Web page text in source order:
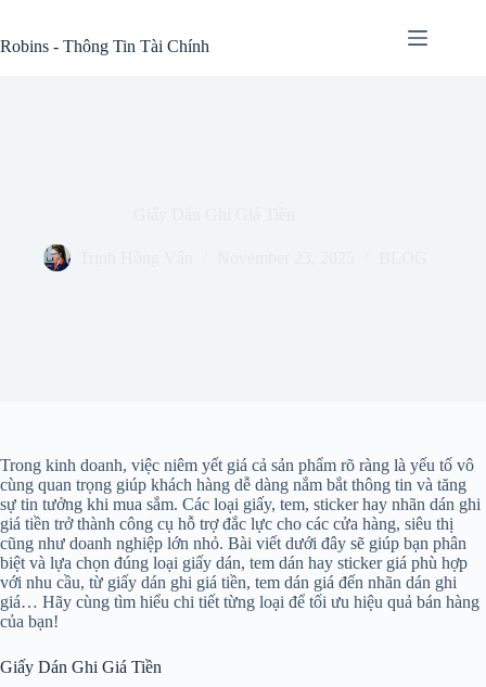
content
Robins - Thông Tin Tài Chính
Trong kinh doanh, việc niêm yết giá cả sản phẩm rõ ràng là yếu tố vô
cùng quan trọng giúp khách hàng dễ dàng nắm bắt thông tin và tăng
sự tin tưởng khi mua sắm. Các loại giấy, tem, sticker hay nhãn dán ghi
giá tiền trở thành công cụ hỗ trợ đắc lực cho các cửa hàng, siêu thị
cũng như doanh nghiệp lớn nhỏ. Bài viết dưới đây sẽ giúp bạn phân
biệt và lựa chọn đúng loại giấy dán, tem dán hay sticker giá phù hợp
với nhu cầu, từ giấy dán ghi giá tiền, tem dán giá đến nhãn dán ghi
giá… Hãy cùng tìm hiểu chi tiết từng loại để tối ưu hiệu quả bán hàng
của bạn!
Giấy Dán Ghi Giá Tiền